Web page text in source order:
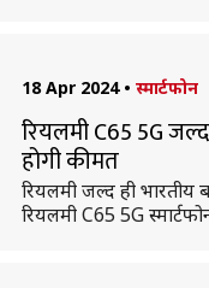
18 Apr 2024 • स्मार्टफोन
रियलमी C65 5G
होगी कीमत
रियलमी जल्द ही
रियलमी C65 5G